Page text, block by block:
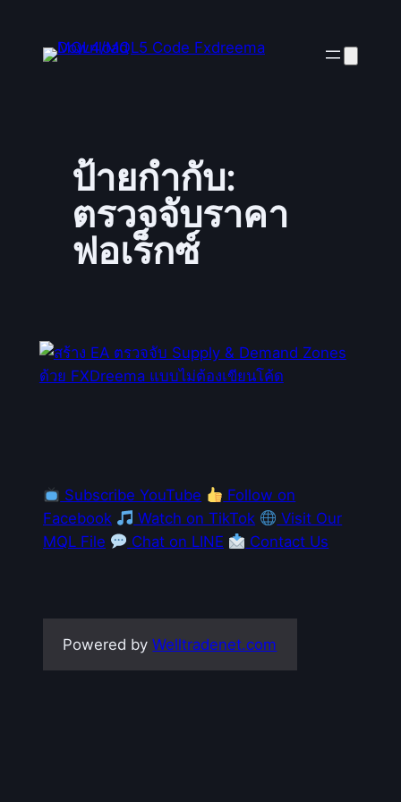
ป้ายกำกับ:
ตรวจจับราคา
ฟอเร็กซ์
Subscribe YouTube
Follow on
Facebook
Watch on TikTok
Visit Our
MQL File
Chat on LINE Contact Us
Powered byWelltradenet.com